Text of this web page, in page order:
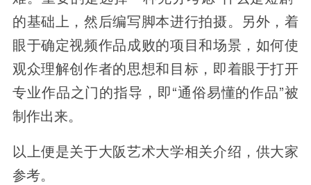
的基础上，然后编写脚本进行拍摄。另外，着
眼于确定视频作品成败的项目和场景，如何使
观众理解创作者的思想和目标，即着眼于打开
专业作品之门的指导，即“通俗易懂的作品”被
制作出来。
以上便是关于大阪艺术大学相关介绍，供大家
参考。